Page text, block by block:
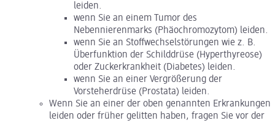
leiden.
wenn Sie an einem Tumor des
Nebennierenmarks (Phäochromozytom) leiden.
wenn Sie an Stoffwechselstörungen wie z. B.
Überfunktion der Schilddrüse (Hyperthyreose)
oder Zuckerkrankheit (Diabetes) leiden.
wenn Sie an einer Vergrößerung der
Vorsteherdrüse (Prostata) leiden.
Wenn Sie an einer der oben genannten Erkrankungen
leiden oder früher gelitten haben, fragen Sie vor der